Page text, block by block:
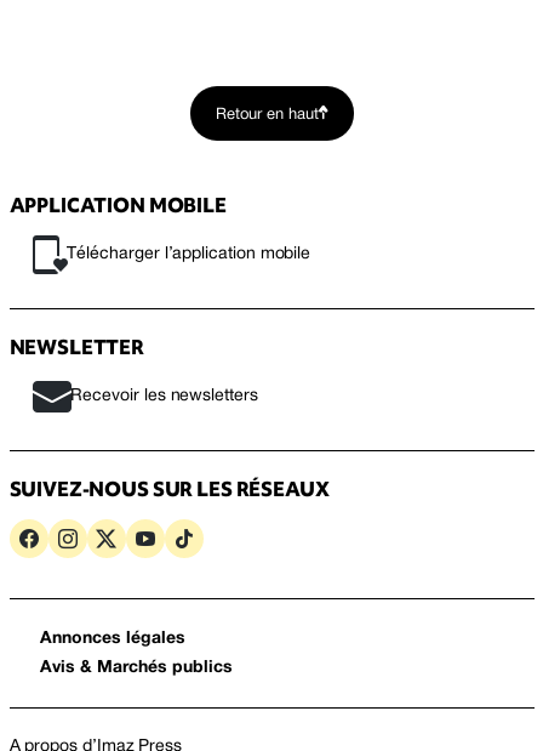
Retour en haut
APPLICATION MOBILE
Télécharger l’application mobile
NEWSLETTER
Recevoir les newsletters
SUIVEZ-NOUS SUR LES RÉSEAUX
Annonces légales
Avis & Marchés publics
A propos d’Imaz Press